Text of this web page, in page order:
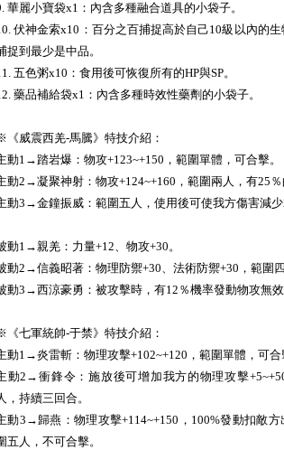
華麗小寶袋x1：內含多種融合道具的小袋子。
伏神金索x10：百分之百捕捉高於自己10級以內的
捉到最少是中品。
五色粥x10：食用後可恢復所有的HP與SP。
藥品補給袋x1：內含多種時效性藥劑的小袋子。
《威震西羌-馬騰》特技介紹：
動1→踏岩爆：物攻+123~+150，範圍單體，可合擊。
動2→凝聚神射：物攻+124~+160，範圍兩人，有25％
動3→金鐘振威：範圍五人，使用後可使我方傷害減少
動1→親羌：力量+12、物攻+30。
動2→信義昭著：物理防禦+30、法術防禦+30，範圍四
動3→西涼豪勇：被攻擊時，有12％機率發動物攻無效
《七軍統帥-于禁》特技介紹：
動1→炎雷斬：物理攻擊+102~+120，範圍單體，可合
動2→衝鋒令：施放後可增加我方的物理攻擊
，持續三回合。
動3→歸燕：物理攻擊+114~+150，100%發動扣敵
五人，不可合擊。